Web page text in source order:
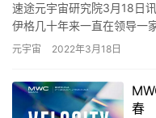
速途元宇宙研究院3月18日
伊格几十年来一直在领导
尼公司。对于他的下一步行
元宇宙 2022年3月18日
春